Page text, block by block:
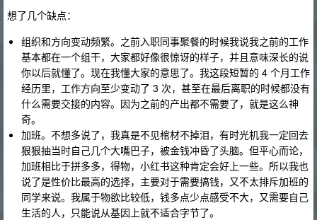
想了几个缺点：
组织和方向变动频繁。之前入职同事聚餐的时候我说我之前的工作
基本都在一个组干，大家都好像很惊讶的样子，并且意味深长的说
你以后就懂了。现在我懂大家的意思了。我这段短暂的 4 个月工作
经历里，工作方向至少变动了 3 次，甚至在最后离职的时候都没有
什么需要交接的内容。因为之前的产出都不需要了，就是这么神
奇。
加班。不想多说了，我真是不见棺材不掉泪，有时光机我一定回去
狠狠抽当时自己几个大嘴巴子，被金钱冲昏了头脑。但平心而论，
加班相比于拼多多，得物，小红书这种肯定会好上一些。所以我也
说了是性价比最高的选择，主要对于需要搞钱，又不太排斥加班的
同学来说。我属于物欲比较低，钱多点少点感受不大，又需要自己
生活的人，只能说从基因上就不适合字节了。